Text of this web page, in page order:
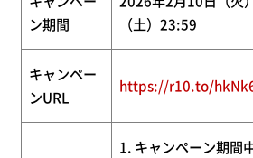
ン期間
（土）23:59
キャンペー
ンURL
https://r10.to/
1. キャンペーン期間